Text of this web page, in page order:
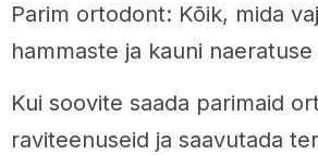
Parim ortodont: Kõik, mida
hammaste ja kauni
Kui soovite saada parimaid
raviteenuseid ja saavutada